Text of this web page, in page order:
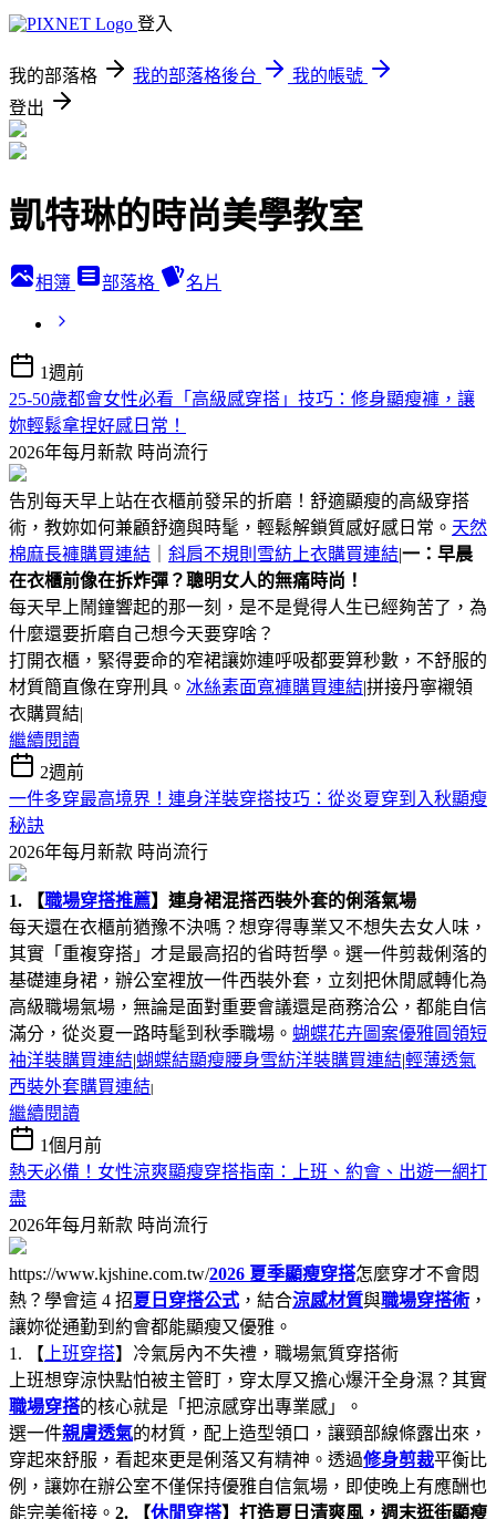
登入
我的部落格 我的部落格後台
我的帳號
登出
凱特琳的時尚美學教室
相簿 部落格 名片
1週前
25-50歲都會女性必看「高級感穿搭」技巧：修身顯瘦褲，讓
妳輕鬆拿捏好感日常！
2026年每月新款 時尚流行
告別每天早上站在衣櫃前發呆的折磨！舒適顯瘦的高級穿搭
術，教妳如何兼顧舒適與時髦，輕鬆解鎖質感好感日常。 天然
棉麻長褲購買連結
斜肩不規則雪紡上衣購買連結|一：早晨
在衣櫃前像在拆炸彈？聰明女人的無痛時尚！
每天早上鬧鐘響起的那一刻，是不是覺得人生已經夠苦了，為
什麼還要折磨自己想今天要穿啥？
打開衣櫃，緊得要命的窄裙讓妳連呼吸都要算秒數，不舒服的
材質簡直像在穿刑具。 冰絲素面寬褲購買連結|拼接丹寧襯領
衣購買結|
繼續閱讀
2週前
一件多穿最高境界！連身洋裝穿搭技巧：從炎夏穿到入秋顯瘦
秘訣
2026年每月新款 時尚流行
1. 【職場穿搭推薦】連身裙混搭西裝外套的俐落氣場
每天還在衣櫃前猶豫不決嗎？想穿得專業又不想失去女人味，
其實「重複穿搭」才是最高招的省時哲學。選一件剪裁俐落的
基礎連身裙，辦公室裡放一件西裝外套，立刻把休閒感轉化為
高級職場氣場，無論是面對重要會議還是商務洽公，都能自信
滿分，從炎夏一路時髦到秋季職場。 蝴蝶花卉圖案優雅圓領短
袖洋裝購買連結|蝴蝶結顯瘦腰身雪紡洋裝購買連結|輕薄透氣
西裝外套購買連結|
繼續閱讀
1個月前
熱天必備！女性涼爽顯瘦穿搭指南：上班、約會、出遊一網打
盡
2026年每月新款 時尚流行
https://www.kjshine.com.tw/2026 夏季顯瘦穿搭怎麼穿才不會悶
熱？學會這 4 招夏日穿搭公式 ，結合涼感材質與職場穿搭術 ，
讓妳從通勤到約會都能顯瘦又優雅。
1. 【 上班穿搭】冷氣房內不失禮，職場氣質穿搭術
上班想穿涼快點怕被主管盯，穿太厚又擔心爆汗全身濕？其實
職場穿搭的核心就是「把涼感穿出專業感」。
選一件親膚透氣的材質，配上造型領口，讓頸部線條露出來，
穿起來舒服，看起來更是俐落又有精神。透過修身剪裁平衡比
例，讓妳在辦公室不僅保持優雅自信氣場，即使晚上有應酬也
能完美銜接。 2. 【休閒穿搭】打造夏日清爽風，週末逛街顯瘦